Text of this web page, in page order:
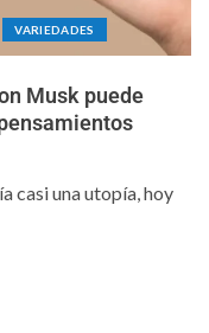
VARIEDADES
Musk puede
casi una utopía, hoy